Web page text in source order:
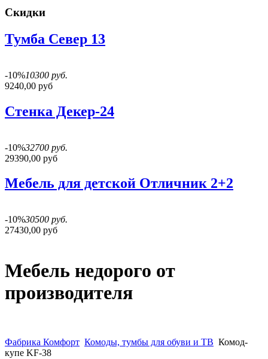
Скидки
Тумба Север 13
-10%10300 руб.
9240,00 руб
Стенка Декер-24
-10%32700 руб.
29390,00 руб
Мебель для детской Отличник 2+2
-10%30500 руб.
27430,00 руб
Мебель недорого от
производителя
Фабрика Комфорт Комоды, тумбы для обуви и ТВ Комод-
купе KF-38